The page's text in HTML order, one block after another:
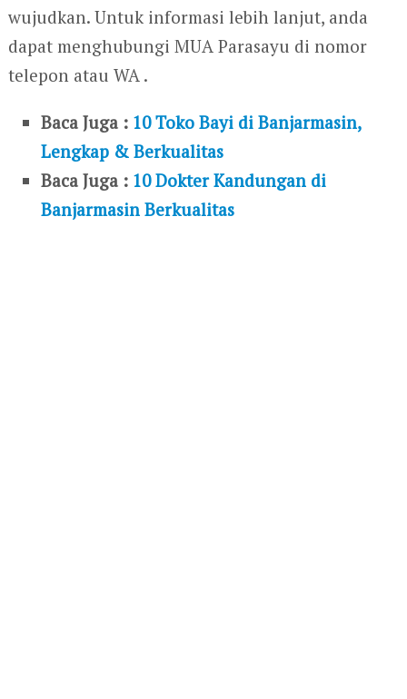
wujudkan. Untuk informasi lebih lanjut, anda
dapat menghubungi MUA Parasayu di nomor
telepon atau WA .
Baca Juga : 10 Toko Bayi di Banjarmasin,
Lengkap & Berkualitas
Baca Juga : 10 Dokter Kandungan di
Banjarmasin Berkualitas